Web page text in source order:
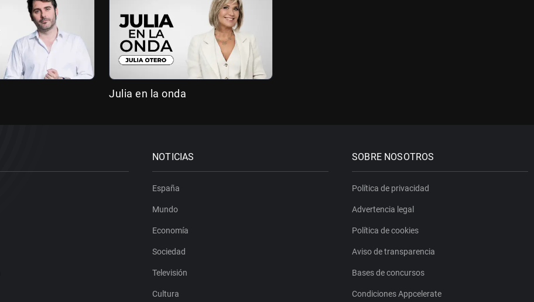
Julia en la onda
NOTICIAS
España
Mundo
Economía
Sociedad
Televisión
Cultura
SOBRE NOSOTROS
Política de privacidad
Advertencia legal
Política de cookies
Aviso de transparencia
Bases de concursos
Condiciones Appcelerate